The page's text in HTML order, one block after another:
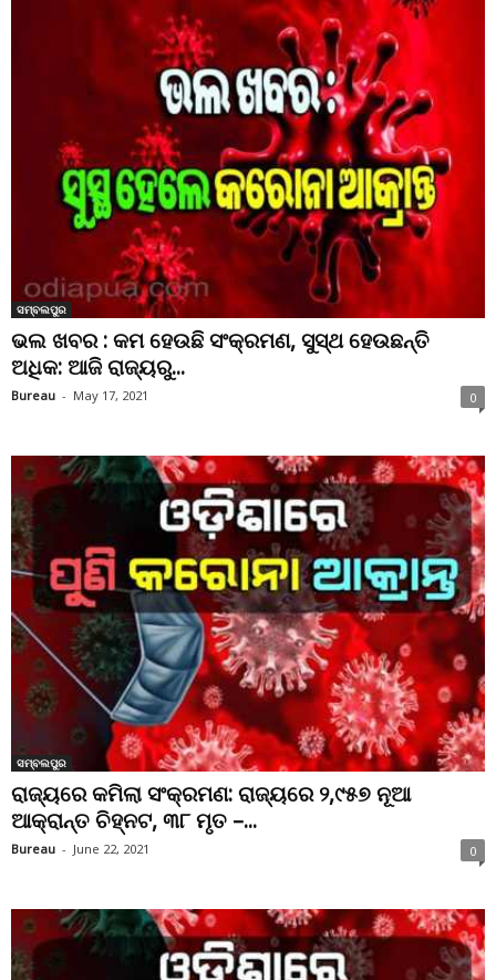
ସମ୍ବଲପୁର
ଭଲ ଖବର : କମ ହେଉଛି ସଂକ୍ରମଣ, ସୁସ୍ଥ ହେଉଛନ୍ତି
ଅଧିକ: ଆଜି ରାଜ୍ୟରୁ...
Bureau - May 17, 2021 0
ସମ୍ବଲପୁର
ରାଜ୍ୟରେ କମିଲା ସଂକ୍ରମଣ: ରାଜ୍ୟରେ ୨,୯୫୭ ନୂଆ
ଆକ୍ରାନ୍ତ ଚିହ୍ନଟ, ୩୮ ମୃତ –...
Bureau - June 22, 2021 0